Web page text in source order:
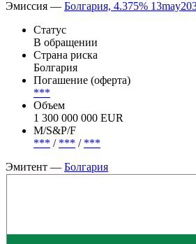
Эмиссия — Болгария, 4.375%
Статус
В обращении
Страна риска
Болгария
Погашение (оферта)
***
Объем
1 300 000 000 EUR
М/S&P/F
*** / *** / ***
Эмитент — Болгария